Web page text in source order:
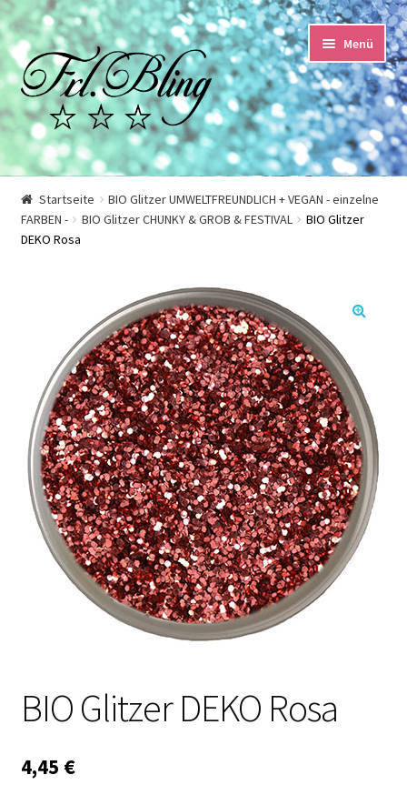
Zur
Navigation
springen
Springe
zum
Inhalt
Menü
Start
AGB und Kundeninformationen
Echtheit von Bewertungen
Impressum
Kasse
Mein Konto
Produktinfos
Versandbedingungen
Vertrag widerrufen
Widerrufsbelehrung / Muster-Widerrufsformular
Startseite
BIO Glitzer UMWELTFREUNDLICH + VEGAN - einzelne
FARBEN -
BIO Glitzer CHUNKY & GROB & FESTIVAL
BIO Glitzer
DEKO Rosa
BIO Glitzer DEKO Rosa
4,45 €